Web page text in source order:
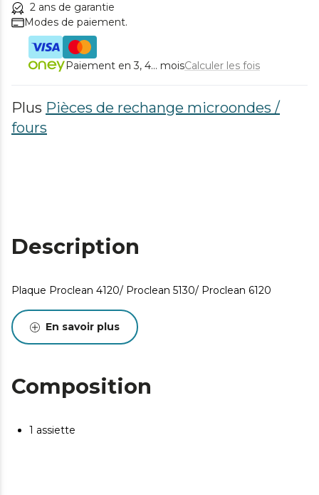
2 ans de garantie
Modes de paiement.
Paiement en 3, 4... moisCalculer les fois
Plus Pièces de rechange microondes /
fours
Description
Plaque Proclean 4120/ Proclean 5130/ Proclean 6120
En savoir plus
Composition
1 assiette